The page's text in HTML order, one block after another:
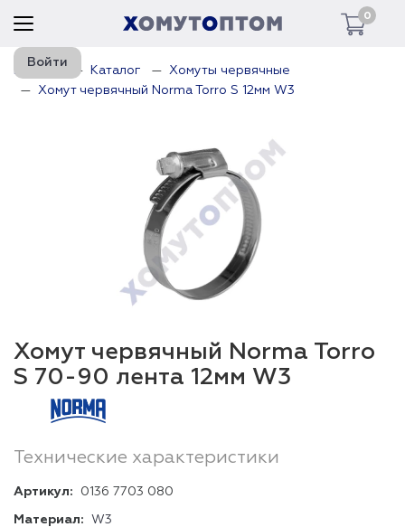
0
Войти
Главная Каталог
Хомуты червячные
Хомут червячный Norma Torro S 12мм W3
Хомут червячный Norma Torro
S 70-90 лента 12мм W3
Технические характеристики
Артикул: 0136 7703 080
Материал: W3